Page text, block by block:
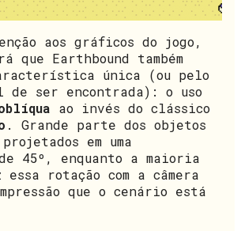
aos gráficos do jogo,
que Earthbound também
única (ou pelo
de ser encontrada): o uso
ao invés do clássico
. Grande parte dos objetos
em uma
45º, enquanto a maioria
rotação com a câmera
que o cenário está